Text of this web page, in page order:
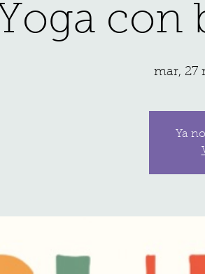
Yoga con
mar, 27
Ya